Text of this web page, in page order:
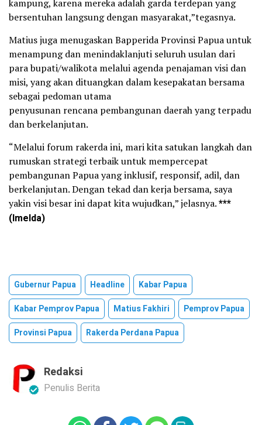
kampung, karena mereka adalah garda terdepan yang
bersentuhan langsung dengan masyarakat,”tegasnya.
Matius juga menugaskan Bapperida Provinsi Papua untuk
menampung dan menindaklanjuti seluruh usulan dari
para bupati/walikota melalui agenda penajaman visi dan
misi, yang akan dituangkan dalam kesepakatan bersama
sebagai pedoman utama
penyusunan rencana pembangunan daerah yang terpadu
dan berkelanjutan.
“Melalui forum rakerda ini, mari kita satukan langkah dan
rumuskan strategi terbaik untuk mempercepat
pembangunan Papua yang inklusif, responsif, adil, dan
berkelanjutan. Dengan tekad dan kerja bersama, saya
yakin visi besar ini dapat kita wujudkan,” jelasnya.***
(Imelda)
Gubernur Papua Headline
Kabar Papua
Kabar Pemprov Papua
Matius Fakhiri
Pemprov Papua
Provinsi Papua
Rakerda Perdana Papua
Redaksi
Penulis Berita